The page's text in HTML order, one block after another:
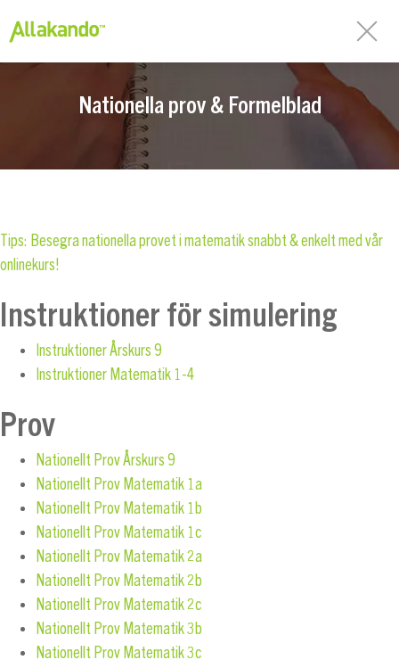
Nationella prov & Formelblad
Tips: Besegra nationella provet i matematik snabbt & enkelt med vår
onlinekurs!
Instruktioner för simulering
Instruktioner Årskurs 9
Instruktioner Matematik 1-4
Prov
Nationellt Prov Årskurs 9
Nationellt Prov Matematik 1a
Nationellt Prov Matematik 1b
Nationellt Prov Matematik 1c
Nationellt Prov Matematik 2a
Nationellt Prov Matematik 2b
Nationellt Prov Matematik 2c
Nationellt Prov Matematik 3b
Nationellt Prov Matematik 3c